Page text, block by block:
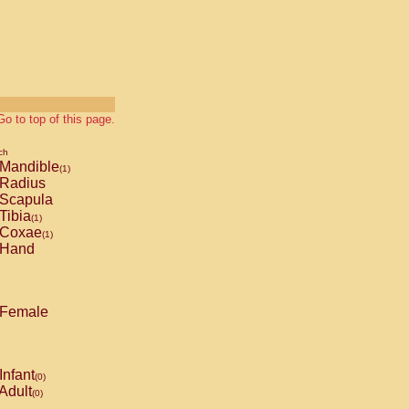
to top of this page.
Mandible(1)
Radius
Scapula
Tibia(1)
Coxae(1)
Hand
Female
Infant(0)
(0)